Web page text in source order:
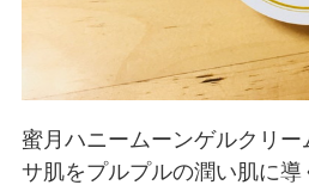
蜜月ハニームーンゲルクリ
サ肌をプルプルの潤い肌に